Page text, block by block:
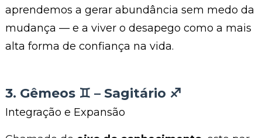
aprendemos a gerar abundância sem medo da
mudança — e a viver o desapego como a mais
alta forma de confiança na vida.
3. Gêmeos ♊︎ – Sagitário ♐︎
Integração e Expansão